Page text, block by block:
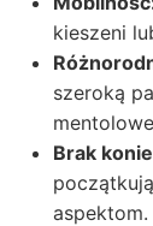
kieszeni
szeroką
Brak
aspektom.